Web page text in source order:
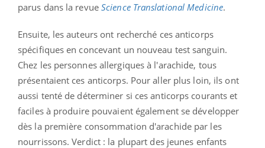
parus dans la revue Science Translational Medicine.
Ensuite, les auteurs ont recherché ces anticorps
spécifiques en concevant un nouveau test sanguin.
Chez les personnes allergiques à l'arachide, tous
présentaient ces anticorps. Pour aller plus loin, ils ont
aussi tenté de déterminer si ces anticorps courants et
faciles à produire pouvaient également se développer
dès la première consommation d'arachide par les
nourrissons. Verdict : la plupart des jeunes enfants